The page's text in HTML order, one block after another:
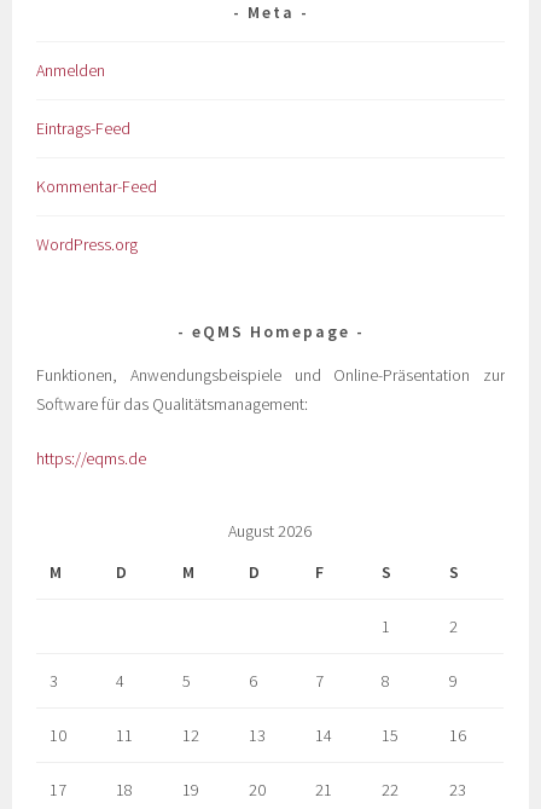
Meta
Anmelden
Eintrags-Feed
Kommentar-Feed
WordPress.org
eQMS Homepage
Funktionen, Anwendungsbeispiele und Online-Präsentation zur
Software für das Qualitätsmanagement:
https://eqms.de
August 2026
M
D M D F S S
1 2
3 4 5 6 7 8 9
10 11 12 13 14 15 16
17 18 19 20 21 22 23